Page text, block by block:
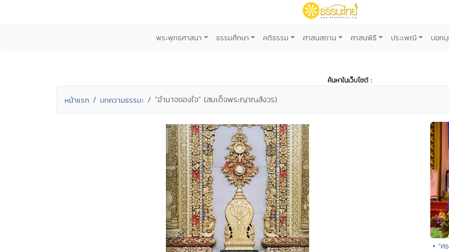
พระพุทธศาสนา ธรรมศึกษา คติธรรม ศาสนสถาน ศาสนพิธี ประเพณี บอก
ค้นหาในเว็บไซต์ :
หน้าแรก บทความธรรมะ "อำนาจของใจ" (สมเด็จพระญาณสังวร)
• “ศ